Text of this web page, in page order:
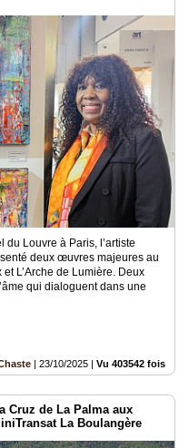
Louvre à Paris, l’artiste
deux œuvres majeures au
L’Arche de Lumière. Deux
qui dialoguent dans une
| 23/10/2025 | Vu 403542 fois
Cruz de La Palma aux
La Boulangère